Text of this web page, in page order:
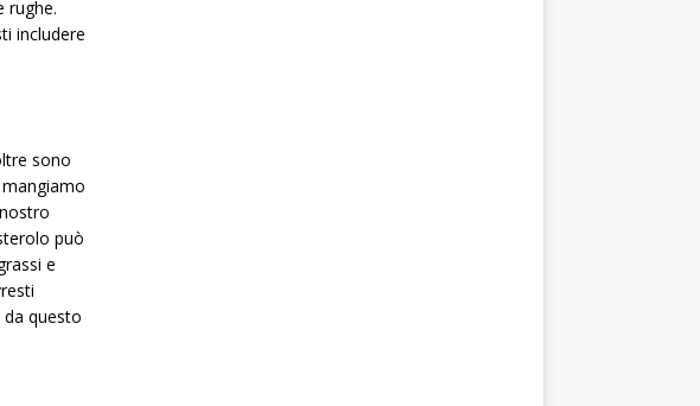
rughe.
includere
sono
può
e
questo